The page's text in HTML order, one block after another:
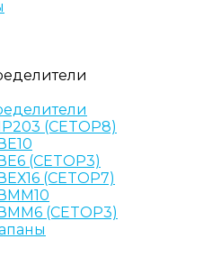
(CETOP8)
(CETOP3)
(CETOP7)
(CETOP3)